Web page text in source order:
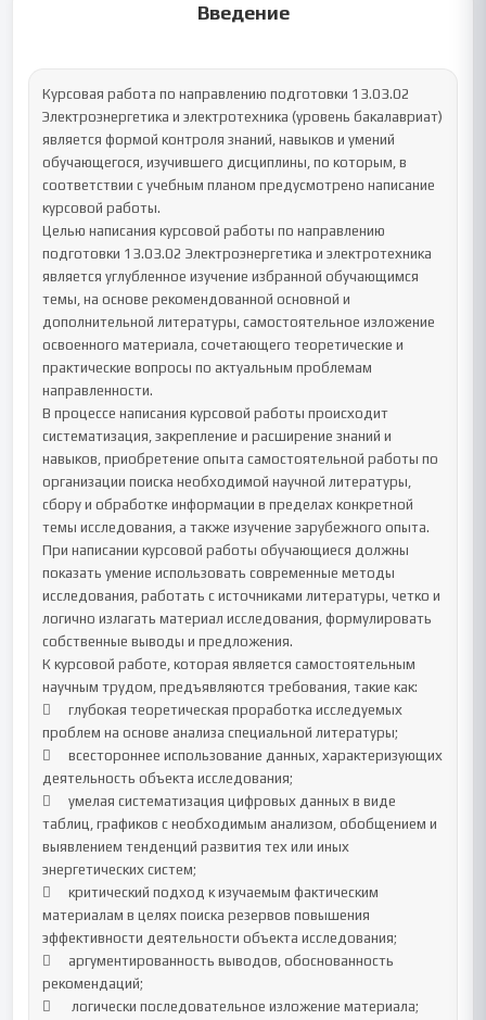
Введение
Курсовая работа по направлению подготовки 13.03.02
Электроэнергетика и электротехника (уровень бакалавриат)
является формой контроля знаний, навыков и умений
обучающегося, изучившего дисциплины, по которым, в
соответствии с учебным планом предусмотрено написание
курсовой работы.
Целью написания курсовой работы по направлению
подготовки 13.03.02 Электроэнергетика и электротехника
является углубленное изучение избранной обучающимся
темы, на основе рекомендованной основной и
дополнительной литературы, самостоятельное изложение
освоенного материала, сочетающего теоретические и
практические вопросы по актуальным проблемам
направленности.
В процессе написания курсовой работы происходит
систематизация, закрепление и расширение знаний и
навыков, приобретение опыта самостоятельной работы по
организации поиска необходимой научной литературы,
сбору и обработке информации в пределах конкретной
темы исследования, а также изучение зарубежного опыта.
При написании курсовой работы обучающиеся должны
показать умение использовать современные методы
исследования, работать с источниками литературы, четко и
логично излагать материал исследования, формулировать
собственные выводы и предложения.
К курсовой работе, которая является самостоятельным
научным трудом, предъявляются требования, такие как:
	глубокая теоретическая проработка исследуемых
проблем на основе анализа специальной литературы;
	всестороннее использование данных, характеризующих
деятельность объекта исследования;
	умелая систематизация цифровых данных в виде
таблиц, графиков с необходимым анализом, обобщением и
выявлением тенденций развития тех или иных
энергетических систем;
	критический подход к изучаемым фактическим
материалам в целях поиска резервов повышения
эффективности деятельности объекта исследования;
	аргументированность выводов, обоснованность
рекомендаций;
	 логически последовательное изложение материала;